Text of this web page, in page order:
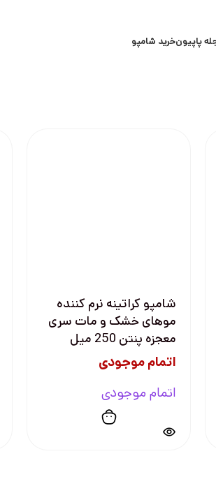
پاپیونخرید شامپو
شامپو کراتینه نرم کننده
موهای خشک و مات سری
معجزه پنتن 250 میل
اتمام موجودی
اتمام موجودی